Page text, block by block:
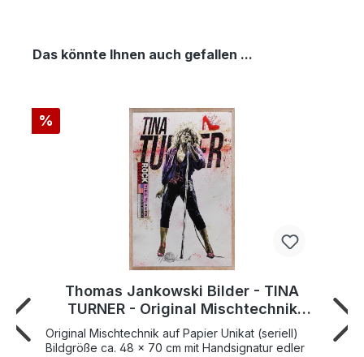
Das könnte Ihnen auch gefallen ...
%
Thomas Jankowski Bilder - TINA
TURNER - Original Mischtechnik
(Unikat)
Original Mischtechnik auf Papier Unikat (seriell)
Bildgröße ca. 48 x 70 cm mit Handsignatur edler